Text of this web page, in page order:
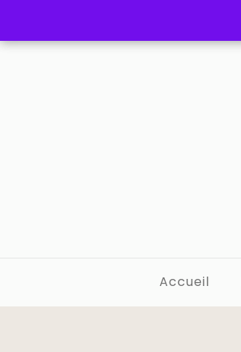
Accueil